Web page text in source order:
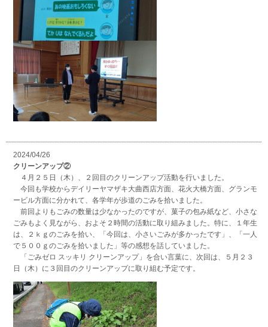
2024/04/26
クリーンアップ②
４月２５日（木）、２回目のクリーンアップ活動を行いました。
今回も学校からデイリーヤマザキ大曲西店方面、花火大橋方面、グランモ
ービル方面に分かれて、各学年が歩道のごみを拾いました。
前回よりもごみの数量は少なかったのですが、菓子の包み紙など、小さな
ごみもよく見ながら、およそ２時間の活動に取り組みました。特に、１年生
は、２ｋｇのごみを拾い、「今回は、小さいごみが多かったです」、「一人
で５００ｇのごみを拾いました」等の感想を話していました。
「ごみゼロ スッキリ クリーンアップ」を合い言葉に、次回は、５月２３
日（木）に３回目のクリーンアップに取り組む予定です。